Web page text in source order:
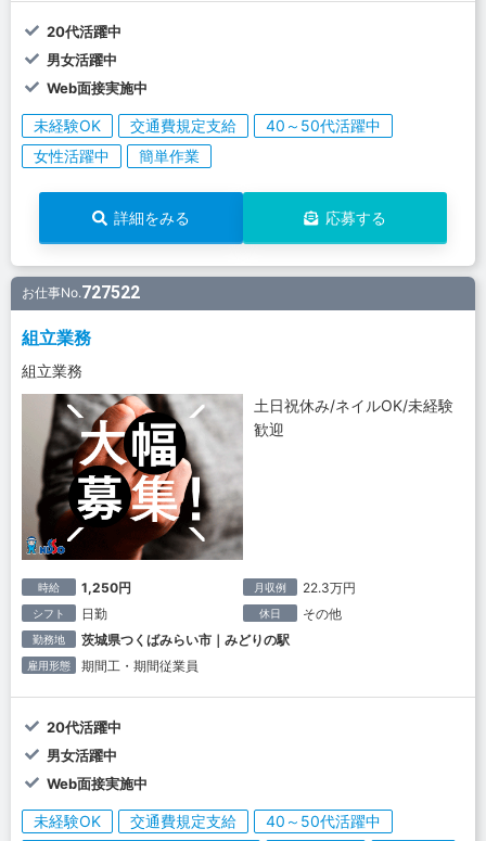
20代活躍中
男女活躍中
Web面接実施中
未経験OK 交通費規定支給
40～50代活躍中
女性活躍中
簡単作業
詳細をみる 応募する
お仕事No.727522
組立業務
組立業務
土日祝休み/ネイルOK/未経験
歓迎
時給 1,250円 月収例 22.3万円
シフト 日勤 休日 その他
勤務地 茨城県つくばみらい市｜みどりの駅
雇用形態 期間工・期間従業員
20代活躍中
男女活躍中
Web面接実施中
未経験OK 交通費規定支給
40～50代活躍中